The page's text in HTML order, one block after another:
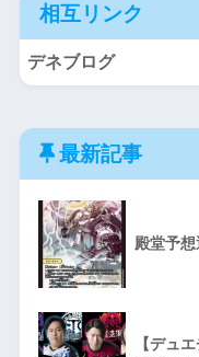
相互リンク
デネブログ
最新記事
殿堂予
【デュ